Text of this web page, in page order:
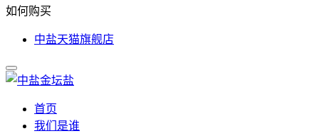
如何购买
中盐天猫旗舰店
首页
我们是谁